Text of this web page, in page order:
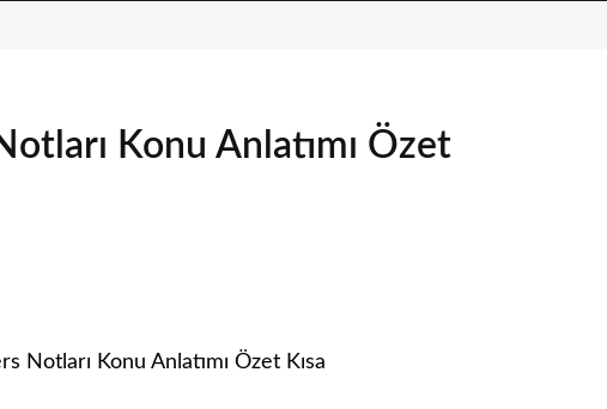
Konu Anlatımı Özet
Notları Konu Anlatımı Özet Kısa